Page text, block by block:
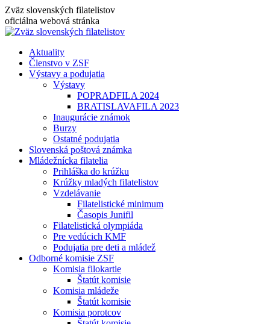
Skip
to
content
Zväz slovenských filatelistov
oficiálna webová stránka
Aktuality
Členstvo v ZSF
Výstavy a podujatia
Výstavy
POPRADFILA 2024
BRATISLAVAFILA 2023
Inaugurácie známok
Burzy
Ostatné podujatia
Slovenská poštová známka
Mládežnícka filatelia
Prihláška do krúžku
Krúžky mladých filatelistov
Vzdelávanie
Filatelistické minimum
Časopis Junifil
Filatelistická olympiáda
Pre vedúcich KMF
Podujatia pre deti a mládež
Odborné komisie ZSF
Komisia filokartie
Štatút komisie
Komisia mládeže
Štatút komisie
Komisia porotcov